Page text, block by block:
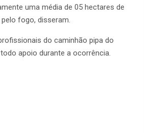
uma média de 05 hectares de
fogo, disseram.
do caminhão pipa do
apoio durante a ocorrência.